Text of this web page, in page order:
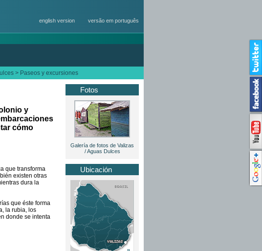
english version versão em português
> Paseos y excursiones
y
cómo
que transforma
existen otras
dura la
que éste forma
la rubia, los
donde se intenta
Fotos
Galería de fotos de Valizas
/ Aguas Dulces
Ubicación